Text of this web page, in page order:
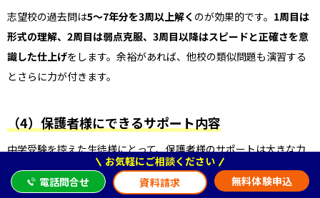
志望校の過去問は5～7年分を3周以上解く のが効果的です。 1周目は
形式の理解、2周目は弱点克服、3周目以降はスピードと正確さを意
識した仕上げをします。余裕があれば、他校の類似問題も演習する
とさらに力が付きます。
（4）保護者様にできるサポート内容
中学受験を控えた生徒様にとって、保護者様のサポートは大きな力
となります。励ましや生活面でのサポートを通じて、安心して学習
に取り組める環境を整えることが大切です。また、子ども自身が計
お気軽にご相談ください
電話問合せ
資料請求 無料体験申込